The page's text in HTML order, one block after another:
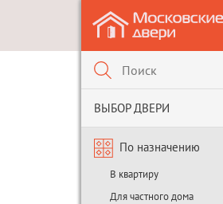
ВЫБОР ДВЕРИ
По назначению
В квартиру
Для частного дома